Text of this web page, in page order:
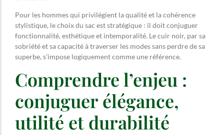
Pour les hommes qui privilégient la qualité et la cohérence
stylistique, le choix du sac est stratégique : il doit conjuguer
fonctionnalité, esthétique et intemporalité. Le cuir noir, par sa
sobriété et sa capacité à traverser les modes sans perdre de sa
superbe, s’impose logiquement comme une référence.
Comprendre l’enjeu :
conjuguer élégance,
utilité et durabilité